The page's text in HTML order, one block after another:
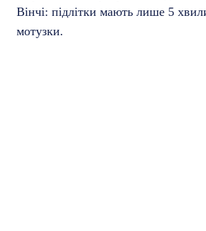
Вінчі: підлітки мають лише 5
мотузки.